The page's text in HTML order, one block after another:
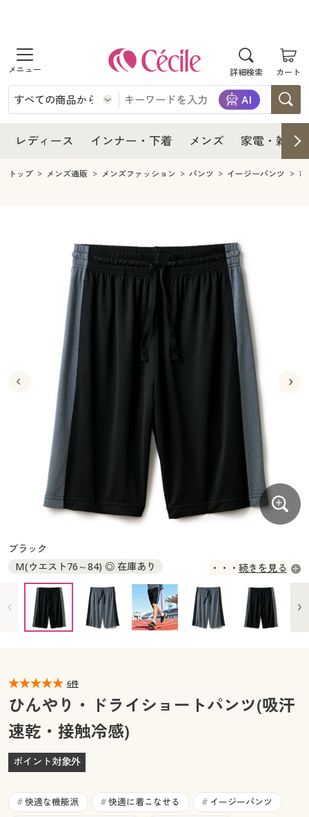
詳細検索 カート
商品を探す
レディース
レディースファッション
インナー・下着
インナー・下着通販すべて
ジュニア・ティーンズ下着
メンズ
メンズファッション
家電・雑貨すべて
キッチン・雑貨・日用品
寝具・インテリア・家具
寝具・インテリア・家具通販すべて
家具・収納
寝具・ベッド
カーテン・ラグ・ファブリック
美容・健康
美容・健康通販すべて
美容・健康・サプリメント
制服・スクール
制服・スクールすべて
制服・学生服
ジュニア・ティーンズ下着
大きいサイズ
大きいサイズ通販すべて
大きいサイズ レディース服
大きいサイズ レディース下着
大きいサイズ メンズ
大きいサイズ 事務・制服
バーゲン
バーゲンセール
シークレットセール
詳細検索
商品カテゴリ一覧
カタログ
カタログ・チラシからのご注文
デジタルカタログ
カタログ無料プレゼント
マイページ
閲覧履歴
お気に入り
サポート
レディース インナー・下着 メンズ 家電・雑貨
レディース
レディース通販すべて
レディースファッション
インナー・下着
インナー・下着通販すべて
ジュニア・ティーンズ下着
メンズ
キッチン・雑貨・日用品
寝具・ベッド
カーテン・ラグ・ファブリック
美容・健康通販すべて
美容・健康・サプリメント
制服・スクール
制服・スクールすべて
制服・学生服
ジュニア・ティーンズ下着
大きいサイズ
大きいサイズ通販すべて
大きいサイズ レディース服
大きいサイズ レディース下着
大きいサイズ メンズ
大きいサイズ 事務・制服
バーゲンセール
シークレットセール
詳細検索
商品カテゴリ一覧
カタログ
カタログ・チラシからのご注文
カタログ無料プレゼント
会員メニュー
閲覧履歴
お気に入り
サポート
トップ メンズ通販 メンズファッション パンツ イージーパンツ
ブラック
M(ウエスト76～84) ◎ 在庫あり
L(ウエスト84～94) ◎ 在庫あり
LL(ウエスト94～104) ◎ 在庫あり
3L(ウエスト98～108) ◎ 在庫あり
続きを見る
6件
ひんやり・ドライショートパンツ(吸汗
速乾・接触冷感)
ポイント対象外
# 快適な機能派 # 快適に着こなせる # イージーパンツ